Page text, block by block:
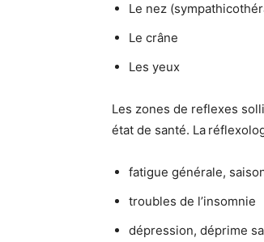
Le nez
Le crâne
Les yeux
Les zones de reflexes
état de santé. La
fatigue générale,
troubles de l’insomnie
dépression, déprime